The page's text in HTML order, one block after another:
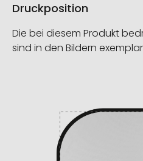
Druckposition
Die bei diesem Produkt
sind in den Bildern